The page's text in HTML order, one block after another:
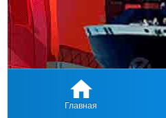
Главная